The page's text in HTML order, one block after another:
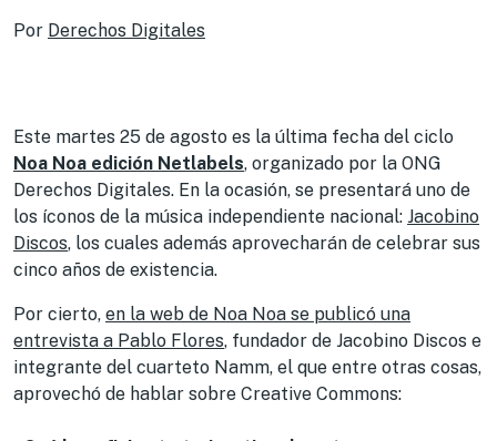
Por Derechos Digitales
Este martes 25 de agosto es la última fecha del ciclo
Noa Noa edición Netlabels, organizado por la ONG
Derechos Digitales. En la ocasión, se presentará uno de
los íconos de la música independiente nacional: Jacobino
Discos, los cuales además aprovecharán de celebrar sus
cinco años de existencia.
Por cierto, en la web de Noa Noa se publicó una
entrevista a Pablo Flores, fundador de Jacobino Discos e
integrante del cuarteto Namm, el que entre otras cosas,
aprovechó de hablar sobre Creative Commons: